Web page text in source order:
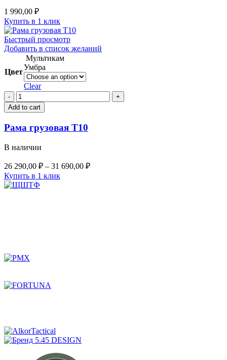
1 990,00 ₽
Купить в 1 клик
Быстрый просмотр
Добавить в список желаний
Цвет
Мультикам
Умбра
Clear
Рама
грузовая
Т10
Add to cart
Рама грузовая Т10
В наличии
26 290,00 ₽ – 31 690,00 ₽
Купить в 1 клик